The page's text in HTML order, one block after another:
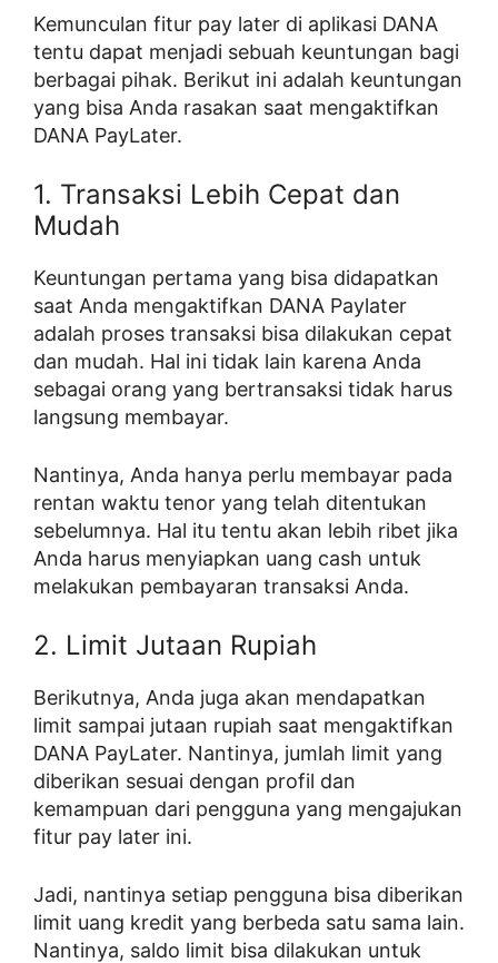
Kemunculan fitur pay later di aplikasi DANA
tentu dapat menjadi sebuah keuntungan bagi
berbagai pihak. Berikut ini adalah keuntungan
yang bisa Anda rasakan saat mengaktifkan
DANA PayLater.
1. Transaksi Lebih Cepat dan
Mudah
Keuntungan pertama yang bisa didapatkan
saat Anda mengaktifkan DANA Paylater
adalah proses transaksi bisa dilakukan cepat
dan mudah. Hal ini tidak lain karena Anda
sebagai orang yang bertransaksi tidak harus
langsung membayar.
Nantinya, Anda hanya perlu membayar pada
rentan waktu tenor yang telah ditentukan
sebelumnya. Hal itu tentu akan lebih ribet jika
Anda harus menyiapkan uang cash untuk
melakukan pembayaran transaksi Anda.
2. Limit Jutaan Rupiah
Berikutnya, Anda juga akan mendapatkan
limit sampai jutaan rupiah saat mengaktifkan
DANA PayLater. Nantinya, jumlah limit yang
diberikan sesuai dengan profil dan
kemampuan dari pengguna yang mengajukan
fitur pay later ini.
Jadi, nantinya setiap pengguna bisa diberikan
limit uang kredit yang berbeda satu sama lain.
Nantinya, saldo limit bisa dilakukan untuk